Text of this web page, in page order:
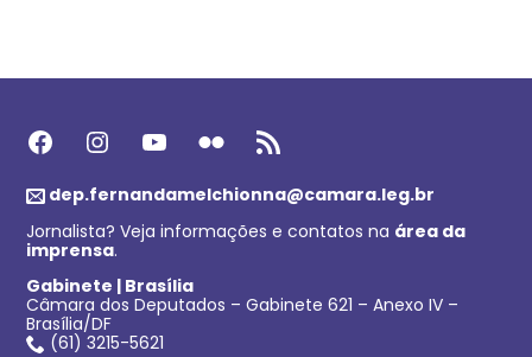
Facebook Instagram Youtube Flickr Feed RSS
dep.fernandamelchionna@camara.leg.br
Jornalista? Veja informações e contatos na área da
imprensa.
Gabinete | Brasília
Câmara dos Deputados – Gabinete 621 – Anexo IV –
Brasília/DF
(61) 3215-5621